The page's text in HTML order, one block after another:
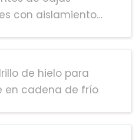
con aislamiento
de hielo para
en cadena de frío